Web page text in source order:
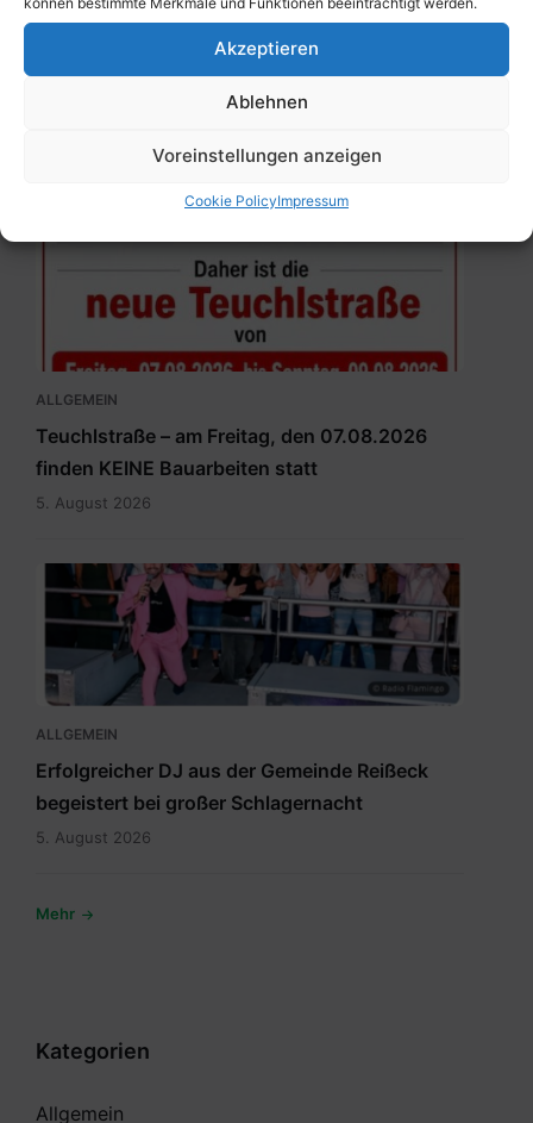
Akzeptieren
Ablehnen
Voreinstellungen anzeigen
Cookie PolicyImpressum
Lebensmittelretter Fair2Food Point Mölltal-
Teuchlstraße.pdf
ALLGEMEIN
Teuchlstraße – am Freitag, den 07.08.2026
finden KEINE Bauarbeiten statt
5. August 2026
Artikel1.png
ALLGEMEIN
Erfolgreicher DJ aus der Gemeinde Reißeck
begeistert bei großer Schlagernacht
5. August 2026
Mehr
Kategorien
Allgemein